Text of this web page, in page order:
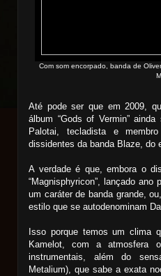
Com som encorpado, banda de
Até pode ser que em 2009,
álbum “Gods of Vermin”
Palotai, tecladista e
dissidentes da banda Blaze, do
A verdade é que, embora o
“Magnisphyricon”, lançado
um caráter de banda grande,
estilo que se autodenominam
Isso porque temos um clima
Kamelot, com a atmosfera
instrumentais, além do
Metalium), que sabe a exata